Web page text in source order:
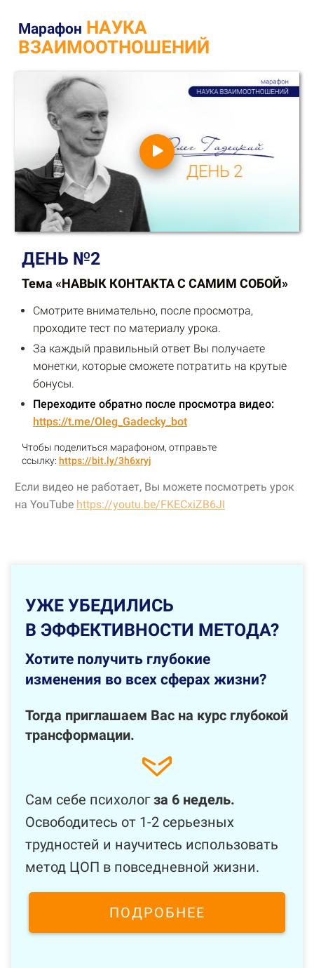
Марафон НАУКА
ВЗАИМООТНОШЕНИЙ
ДЕНЬ №2
Тема «НАВЫК КОНТАКТА С САМИМ СОБОЙ»
Смотрите внимательно, после просмотра,
проходите тест по материалу урока.
За каждый правильный ответ Вы получаете
монетки, которые сможете потратить на крутые
бонусы.
Переходите обратно после просмотра видео:
https://t.me/Oleg_Gadecky_bot
Чтобы поделиться марафоном, отправьте
ссылку: https://bit.ly/3h6xryj
Если видео не работает, Вы можете посмотреть урок
на YouTube https://youtu.be/FKECxiZB6JI
УЖЕ УБЕДИЛИСЬ
В ЭФФЕКТИВНОСТИ МЕТОДА?
Хотите получить глубокие
изменения во всех сферах жизни?
Тогда приглашаем Вас на курс глубокой
трансформации.
Сам себе психологза 6 недель.
Освободитесь от 1-2 серьезных
трудностей и научитесь использовать
метод ЦОП в повседневной жизни.
ПОДРОБНЕЕ